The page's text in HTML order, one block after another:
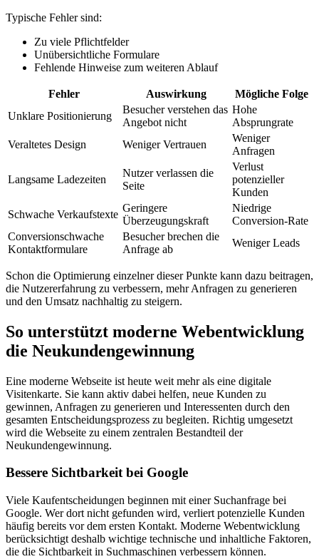
Typische Fehler sind:
Zu viele Pflichtfelder
Unübersichtliche Formulare
Fehlende Hinweise zum weiteren Ablauf
Fehler Auswirkung
Mögliche Folge
Unklare Positionierung
Besucher verstehen das
Angebot nicht
Hohe
Absprungrate
Veraltetes Design
Weniger Vertrauen
Weniger
Anfragen
Langsame Ladezeiten
Nutzer verlassen die
Seite
Verlust
potenzieller
Kunden
Schwache Verkaufstexte
Geringere
Überzeugungskraft
Niedrige
Conversion-Rate
Conversionschwache
Kontaktformulare
Besucher brechen die
Anfrage ab
Weniger Leads
Schon die Optimierung einzelner dieser Punkte kann dazu beitragen,
die Nutzererfahrung zu verbessern, mehr Anfragen zu generieren
und den Umsatz nachhaltig zu steigern.
So unterstützt moderne Webentwicklung
die Neukundengewinnung
Eine moderne Webseite ist heute weit mehr als eine digitale
Visitenkarte. Sie kann aktiv dabei helfen, neue Kunden zu
gewinnen, Anfragen zu generieren und Interessenten durch den
gesamten Entscheidungsprozess zu begleiten. Richtig umgesetzt
wird die Webseite zu einem zentralen Bestandteil der
Neukundengewinnung.
Bessere Sichtbarkeit bei Google
Viele Kaufentscheidungen beginnen mit einer Suchanfrage bei
Google. Wer dort nicht gefunden wird, verliert potenzielle Kunden
häufig bereits vor dem ersten Kontakt. Moderne Webentwicklung
berücksichtigt deshalb wichtige technische und inhaltliche Faktoren,
die die Sichtbarkeit in Suchmaschinen verbessern können.